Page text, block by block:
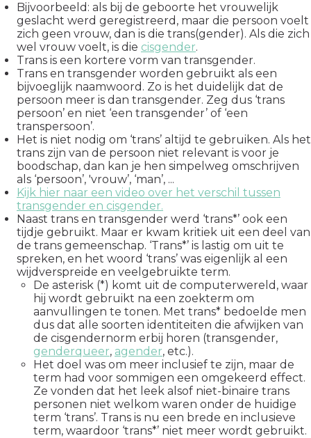
Bijvoorbeeld: als bij de geboorte het vrouwelijk
geslacht werd geregistreerd, maar die persoon voelt
zich geen vrouw, dan is die trans(gender). Als die zich
wel vrouw voelt, is die cisgender.
Trans is een kortere vorm van transgender.
Trans en transgender worden gebruikt als een
bijvoeglijk naamwoord. Zo is het duidelijk dat de
persoon meer is dan transgender. Zeg dus ‘trans
persoon’ en niet ‘een transgender’ of ‘een
transpersoon’.
Het is niet nodig om ‘trans’ altijd te gebruiken. Als het
trans zijn van de persoon niet relevant is voor je
boodschap, dan kan je hen simpelweg omschrijven
als ‘persoon’, 'vrouw’, ‘man’, ...
Kijk hier naar een video over het verschil tussen
transgender en cisgender.
Naast trans en transgender werd ‘trans*’ ook een
tijdje gebruikt. Maar er kwam kritiek uit een deel van
de trans gemeenschap. ‘Trans*’ is lastig om uit te
spreken, en het woord ‘trans’ was eigenlijk al een
wijdverspreide en veelgebruikte term.
De asterisk (*) komt uit de computerwereld, waar
hij wordt gebruikt na een zoekterm om
aanvullingen te tonen. Met trans* bedoelde men
dus dat alle soorten identiteiten die afwijken van
de cisgendernorm erbij horen (transgender,
genderqueer, agender, etc.).
Het doel was om meer inclusief te zijn, maar de
term had voor sommigen een omgekeerd effect.
Ze vonden dat het leek alsof niet-binaire trans
personen niet welkom waren onder de huidige
term ‘trans’. Trans is nu een brede en inclusieve
term, waardoor ‘trans*’ niet meer wordt gebruikt.